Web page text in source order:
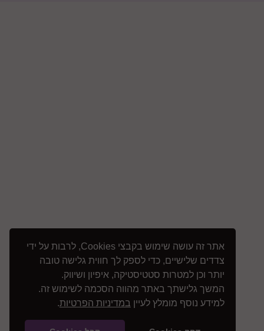
אתר זה עושה שימוש בקבצי Cookies, לרבות על ידי
צדדים שלישיים, כדי לספק לך חווית גלישה טובה
יותר וכן למטרות סטטיסטיקה, איפיון ושיווק.
המשך גלישתך באתר מהווה הסכמה לשימוש זה.
למידע נוסף מומלץ לעיין במדיניות הפרטיות.